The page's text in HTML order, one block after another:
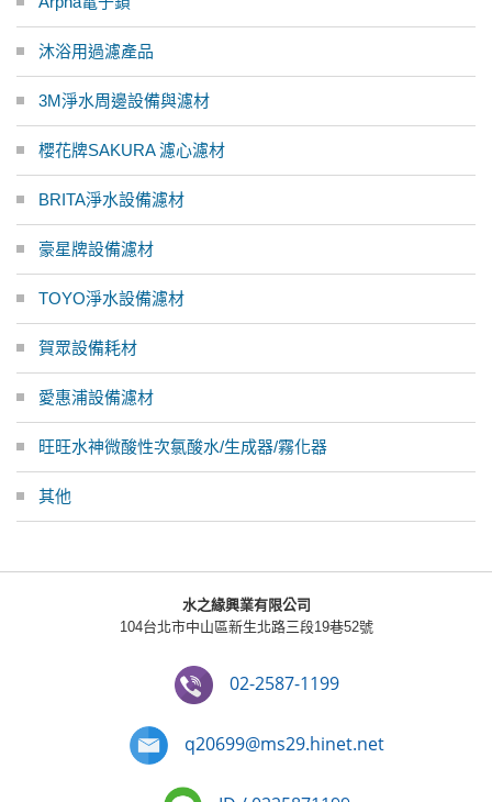
沐浴用過濾產品
3M淨水周邊設備與濾材
櫻花牌SAKURA 濾心濾材
BRITA淨水設備濾材
豪星牌設備濾材
TOYO淨水設備濾材
賀眾設備耗材
愛惠浦設備濾材
旺旺水神微酸性次氯酸水/生成器/霧化器
其他
水之緣興業有限公司
104台北市中山區新生北路三段19巷52號
02-2587-1199
q20699@ms29.hinet.net